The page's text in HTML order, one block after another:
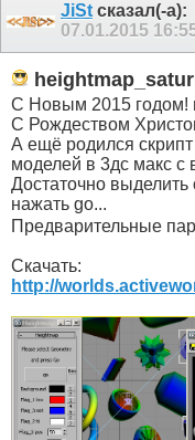
JiSt сказал(-а):
07.01.2015
С Новым 2015 годом!
С Рождеством
А ещё родился
моделей в 3дс макс
Достаточно
нажать go...
Предварительные
Скачать:
http://